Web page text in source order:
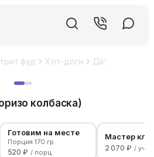
фуд Хот-доги Датский хот-
колбаска)
Готовим на месте
Порция 170 гр.
520 ₽ / порц.
Мастер
2 070 ₽ /